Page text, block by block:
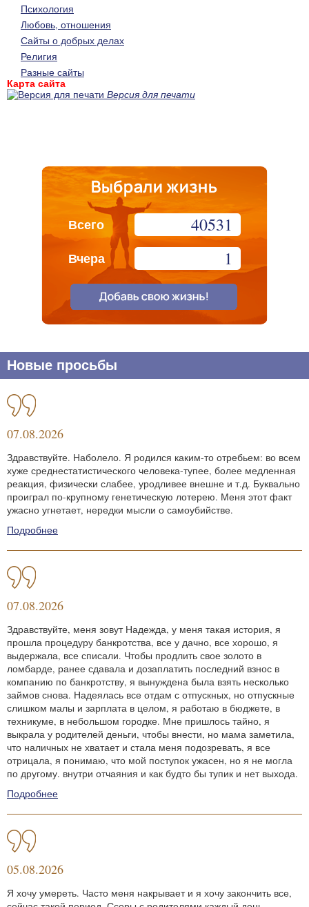
Психология
Любовь, отношения
Сайты о добрых делах
Религия
Разные сайты
Карта сайта
Версия для печати
Всего 40531
Вчера 1
Новые просьбы
07.08.2026
Здравствуйте. Наболело. Я родился каким-то отребьем: во всем
хуже среднестатистического человека-тупее, более медленная
реакция, физически слабее, уродливее внешне и т.д. Буквально
проиграл по-крупному генетическую лотерею. Меня этот факт
ужасно угнетает, нередки мысли о самоубийстве.
Подробнее
07.08.2026
Здравствуйте, меня зовут Надежда, у меня такая история, я
прошла процедуру банкротства, все у дачно, все хорошо, я
выдержала, все списали. Чтобы продлить свое золото в
ломбарде, ранее сдавала и дозаплатить последний взнос в
компанию по банкротству, я вынуждена была взять несколько
займов снова. Надеялась все отдам с отпускных, но отпускные
слишком малы и зарплата в целом, я работаю в бюджете, в
техникуме, в небольшом городке. Мне пришлось тайно, я
выкрала у родителей деньги, чтобы внести, но мама заметила,
что наличных не хватает и стала меня подозревать, я все
отрицала, я понимаю, что мой поступок ужасен, но я не могла
по другому. внутри отчаяния и как будто бы тупик и нет выхода.
Подробнее
05.08.2026
Я хочу умереть. Часто меня накрывает и я хочу закончить все,